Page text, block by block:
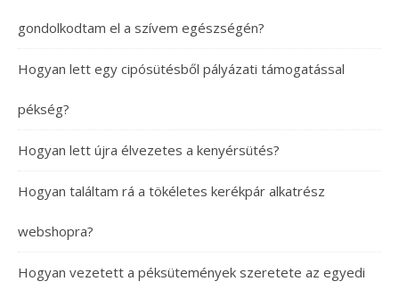
gondolkodtam el a szívem egészségén?
Hogyan lett egy cipósütésből pályázati támogatással
pékség?
Hogyan lett újra élvezetes a kenyérsütés?
Hogyan találtam rá a tökéletes kerékpár alkatrész
webshopra?
Hogyan vezetett a péksütemények szeretete az egyedi